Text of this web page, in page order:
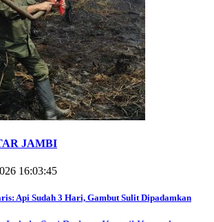
JAMBI
16:03:45
Api Sudah 3 Hari, Gambut Sulit Dipadamkan